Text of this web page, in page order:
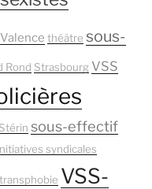
Valence théâtre sous-
Rond Strasbourg VSS
Stérin sous-effectif
syndicales
transphobie VSS-